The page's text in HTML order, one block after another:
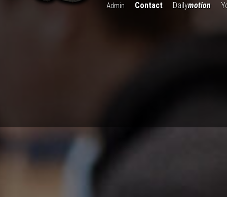
Admin Contact Dailymotion